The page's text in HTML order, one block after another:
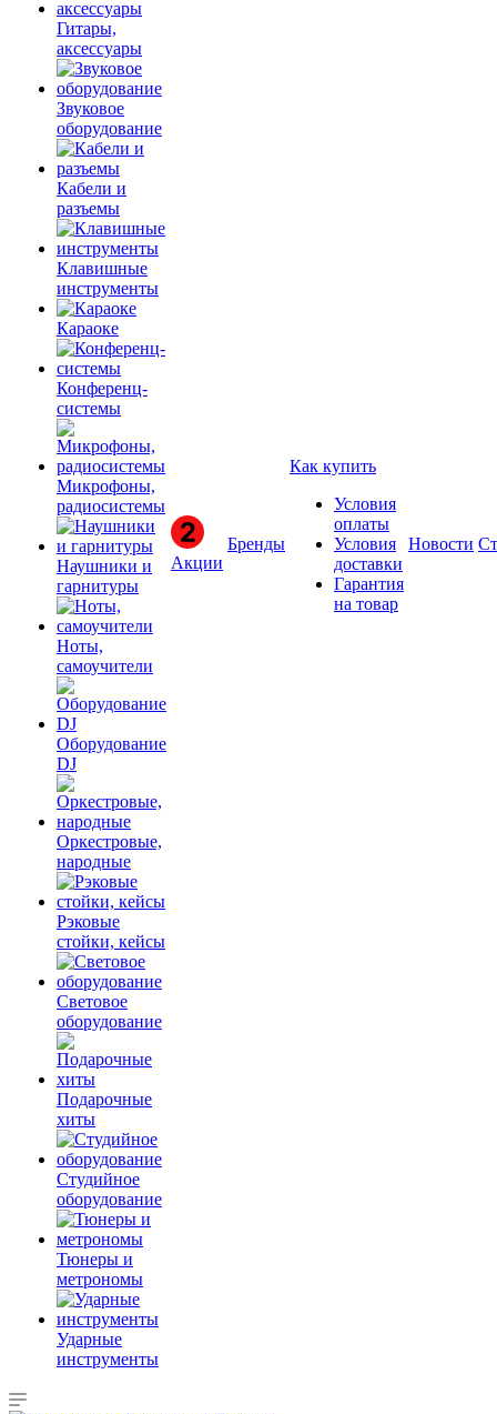
Гитары,
аксессуары
Звуковое
оборудование
Кабели и
разъемы
Клавишные
инструменты
Караоке
Конференц-
системы
Микрофоны,
радиосистемы
Наушники и
гарнитуры
Ноты,
самоучители
Оборудование
DJ
Оркестровые,
народные
Рэковые
стойки, кейсы
Световое
оборудование
Подарочные
хиты
Студийное
оборудование
Тюнеры и
метрономы
Ударные
инструменты
Акции
Бренды
Как купить
Условия
оплаты
Условия
доставки
Гарантия
на товар
Новости